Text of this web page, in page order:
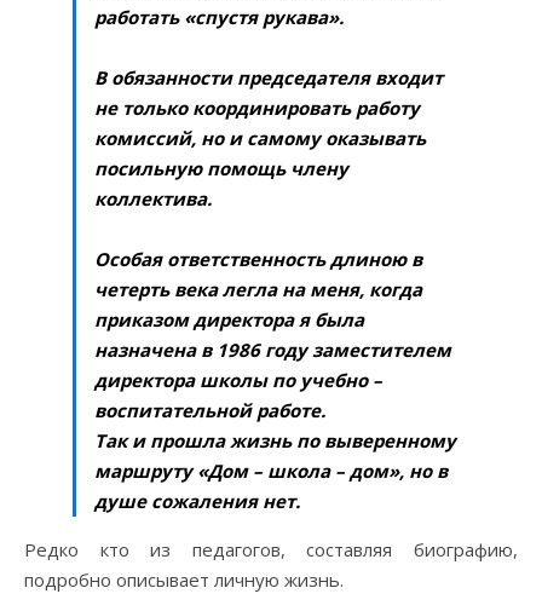
работать «спустя рукава».
В обязанности председателя входит
не только координировать работу
комиссий, но и самому оказывать
посильную помощь члену
коллектива.
Особая ответственность длиною в
четерть века легла на меня, когда
приказом директора я была
назначена в 1986 году заместителем
директора школы по учебно –
воспитательной работе.
Так и прошла жизнь по выверенному
маршруту «Дом – школа – дом», но в
душе сожаления нет.
Редко кто из педагогов, составляя биографию,
подробно описывает личную жизнь.